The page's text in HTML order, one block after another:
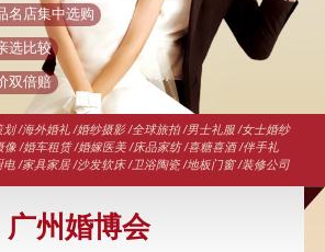
名店集中选购
选比较
双倍赔
/海外婚礼 /婚纱摄影 /全球旅拍 /男士礼服 /女士婚纱
像 /婚车租赁 /婚嫁医美 /床品家纺 /喜糖喜酒 /伴手礼
/家具家居 /沙发软床 /卫浴陶瓷 /地板门窗 /装修公司
广州婚博会